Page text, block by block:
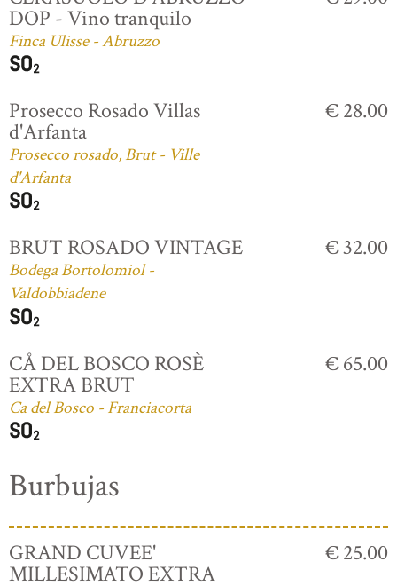
DOP - Vino tranquilo
Finca Ulisse - Abruzzo
Prosecco Rosado Villas
d'Arfanta
Prosecco rosado, Brut - Ville
d'Arfanta
€ 28.00
BRUT ROSADO VINTAGE
Bodega Bortolomiol -
Valdobbiadene
€ 32.00
CÅ DEL BOSCO ROSÈ
EXTRA BRUT
Ca del Bosco - Franciacorta
€ 65.00
Burbujas
GRAND CUVEE'
MILLESIMATO EXTRA
€ 25.00